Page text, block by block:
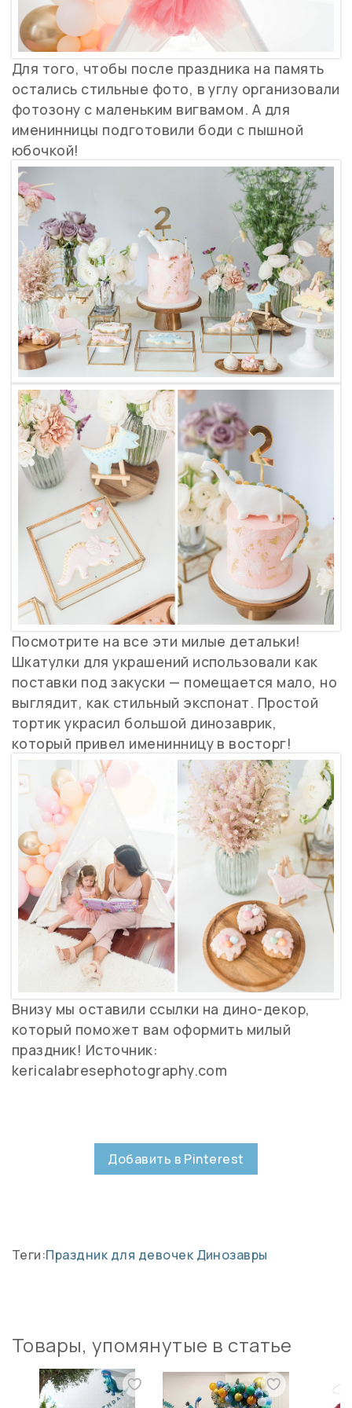
Для того, чтобы после праздника на память
остались стильные фото, в углу организовали
фотозону с маленьким вигвамом. А для
именинницы подготовили боди с пышной
юбочкой!
Посмотрите на все эти милые детальки!
Шкатулки для украшений использовали как
поставки под закуски — помещается мало, но
выглядит, как стильный экспонат. Простой
тортик украсил большой динозаврик,
который привел именинницу в восторг!
Внизу мы оставили ссылки на дино-декор,
который поможет вам оформить милый
праздник! Источник:
kericalabresephotography.com
Добавить в Pinterest
Теги:Праздник для девочек Динозавры
Товары, упомянутые в статье